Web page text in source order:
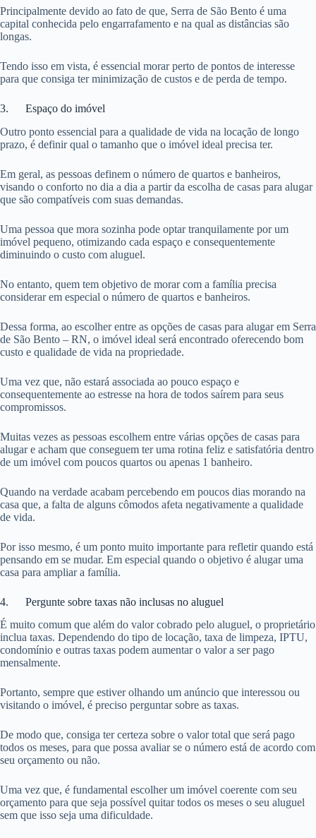
Principalmente devido ao fato de que, Serra de São Bento é uma
capital conhecida pelo engarrafamento e na qual as distâncias são
longas.
Tendo isso em vista, é essencial morar perto de pontos de interesse
para que consiga ter minimização de custos e de perda de tempo.
3. Espaço do imóvel
Outro ponto essencial para a qualidade de vida na locação de longo
prazo, é definir qual o tamanho que o imóvel ideal precisa ter.
Em geral, as pessoas definem o número de quartos e banheiros,
visando o conforto no dia a dia a partir da escolha de casas para alugar
que são compatíveis com suas demandas.
Uma pessoa que mora sozinha pode optar tranquilamente por um
imóvel pequeno, otimizando cada espaço e consequentemente
diminuindo o custo com aluguel.
No entanto, quem tem objetivo de morar com a família precisa
considerar em especial o número de quartos e banheiros.
Dessa forma, ao escolher entre as opções de casas para alugar em Serra
de São Bento – RN, o imóvel ideal será encontrado oferecendo bom
custo e qualidade de vida na propriedade.
Uma vez que, não estará associada ao pouco espaço e
consequentemente ao estresse na hora de todos saírem para seus
compromissos.
Muitas vezes as pessoas escolhem entre várias opções de casas para
alugar e acham que conseguem ter uma rotina feliz e satisfatória dentro
de um imóvel com poucos quartos ou apenas 1 banheiro.
Quando na verdade acabam percebendo em poucos dias morando na
casa que, a falta de alguns cômodos afeta negativamente a qualidade
de vida.
Por isso mesmo, é um ponto muito importante para refletir quando está
pensando em se mudar. Em especial quando o objetivo é alugar uma
casa para ampliar a família.
4. Pergunte sobre taxas não inclusas no aluguel
É muito comum que além do valor cobrado pelo aluguel, o proprietário
inclua taxas. Dependendo do tipo de locação, taxa de limpeza, IPTU,
condomínio e outras taxas podem aumentar o valor a ser pago
mensalmente.
Portanto, sempre que estiver olhando um anúncio que interessou ou
visitando o imóvel, é preciso perguntar sobre as taxas.
De modo que, consiga ter certeza sobre o valor total que será pago
todos os meses, para que possa avaliar se o número está de acordo com
seu orçamento ou não.
Uma vez que, é fundamental escolher um imóvel coerente com seu
orçamento para que seja possível quitar todos os meses o seu aluguel
sem que isso seja uma dificuldade.